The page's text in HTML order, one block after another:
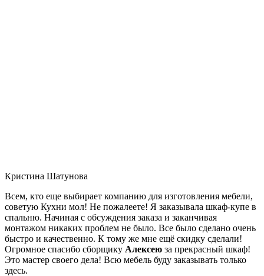
Кристина Шатунова
Всем, кто еще выбирает компанию для изготовления мебели,
советую Кухни мол! Не пожалеете! Я заказывала шкаф-купе в
спальню. Начиная с обсуждения заказа и заканчивая
монтажом никаких проблем не было. Все было сделано очень
быстро и качественно. К тому же мне ещё скидку сделали!
Огромное спасибо сборщику Алексею за прекрасный шкаф!
Это мастер своего дела! Всю мебель буду заказывать только
здесь.